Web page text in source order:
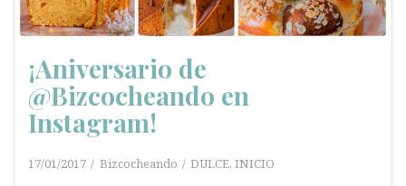
¡Aniversario de
@Bizcocheando en
Instagram!
17/01/2017 Bizcocheando DULCE, INICIO